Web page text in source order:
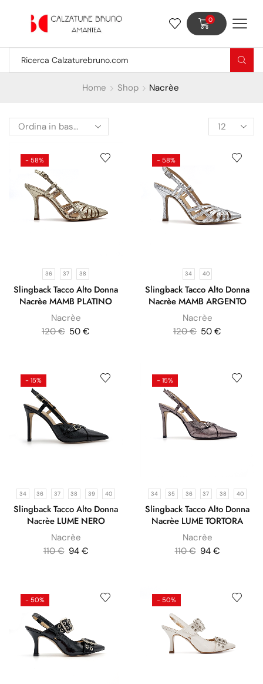
0
Home Shop Nacrèe
- 58%
36 37 38
Slingback Tacco Alto Donna
Nacrèe MAMB PLATINO
Nacrèe
120€ 50 €
- 58%
34 40
Slingback Tacco Alto Donna
Nacrèe MAMB ARGENTO
Nacrèe
120€ 50 €
- 15%
34 36 37 38 39 40
Slingback Tacco Alto Donna
Nacrèe LUME NERO
Nacrèe
110€ 94 €
- 15%
34 35 36 37 38 40
Slingback Tacco Alto Donna
Nacrèe LUME TORTORA
Nacrèe
110€ 94 €
- 50% - 50%